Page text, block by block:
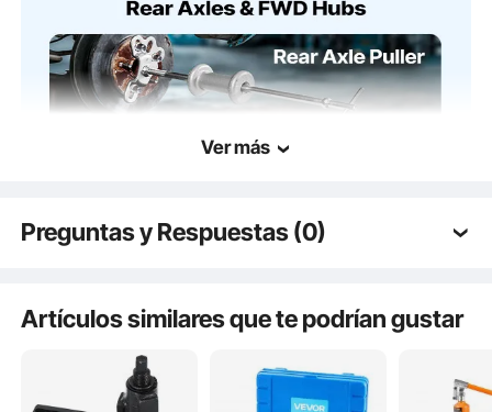
2 configuraciones de tracción
Compatibilidad universal
Ver más
Preguntas y Respuestas (0)
¿Es duradero el producto? ...
Haz la primera pregunta
Artículos similares que te podrían gustar